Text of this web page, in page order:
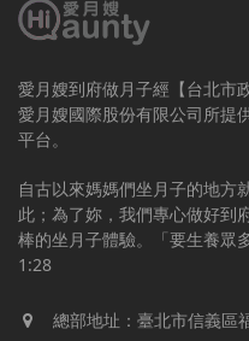
愛月嫂到府做月子經【台北市
愛月嫂國際股份有限公司所提
平台。
自古以來媽媽們坐月子的地方
此；為了妳，我們專心做好到
棒的坐月子體驗。「要生養眾
1:28
總部地址：臺北市信義區